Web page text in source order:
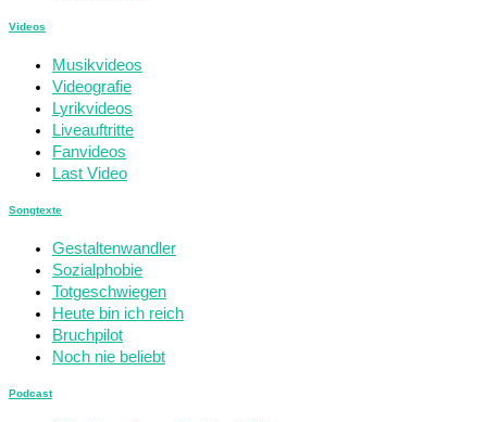
Videos
Musikvideos
Videografie
Lyrikvideos
Liveauftritte
Fanvideos
Last Video
Songtexte
Gestaltenwandler
Sozialphobie
Totgeschwiegen
Heute bin ich reich
Bruchpilot
Noch nie beliebt
Podcast